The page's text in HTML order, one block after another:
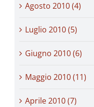
Agosto 2010 (4)
Luglio 2010 (5)
Giugno 2010 (6)
Maggio 2010 (11)
Aprile 2010 (7)